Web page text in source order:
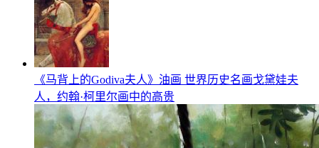
《马背上的Godiva夫人》油画 世界历史名画戈黛娃夫
人，约翰·柯里尔画中的高贵